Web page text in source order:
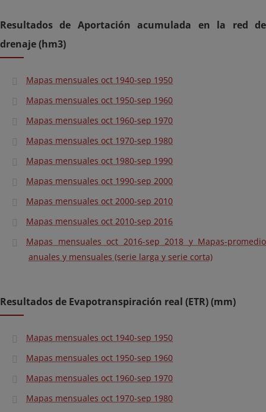
Resultados de Aportación acumulada en la red de
drenaje (hm3)
Mapas mensuales oct 1940-sep 1950
Mapas mensuales oct 1950-sep 1960
Mapas mensuales oct 1960-sep 1970
Mapas mensuales oct 1970-sep 1980
Mapas mensuales oct 1980-sep 1990
Mapas mensuales oct 1990-sep 2000
Mapas mensuales oct 2000-sep 2010
Mapas mensuales oct 2010-sep 2016
Mapas mensuales oct 2016-sep 2018 y Mapas-promedio
anuales y mensuales (serie larga y serie corta)
Resultados de Evapotranspiración real (ETR) (mm)
Mapas mensuales oct 1940-sep 1950
Mapas mensuales oct 1950-sep 1960
Mapas mensuales oct 1960-sep 1970
Mapas mensuales oct 1970-sep 1980